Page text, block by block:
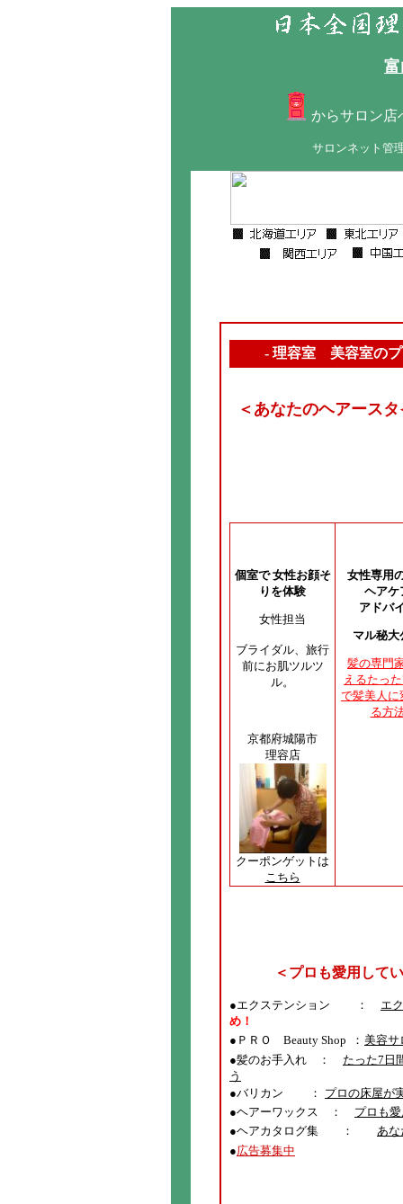
からサロン店
サロンネット管
- 理容室 美容室のプ
＜あなたのヘアース
個室で 女性お顔そ
りを体験
女性担当
ブライダル、旅行
前にお肌ツルツ
ル。
京都府城陽市
理容店
クーポンゲットは
こちら
女性専用
ヘアケ
アドバ
マル秘大
髪の専門
えるたっ
で髪美人に
る方
＜プロも愛用して
●エクステンション ：
エ
め！
● ＰＲＯ Beauty Shop ： 美容サ
●髪のお手入れ ：
たった7日
う
●バリカン ：
プロの床屋が
●ヘアーワックス ：
プロも
●ヘアカタログ集 ： あな
●広告募集中